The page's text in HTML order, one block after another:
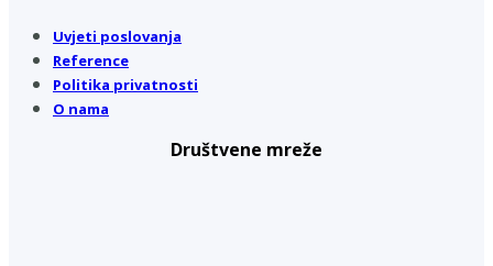
Uvjeti poslovanja
Reference
Politika privatnosti
O nama
Društvene mreže